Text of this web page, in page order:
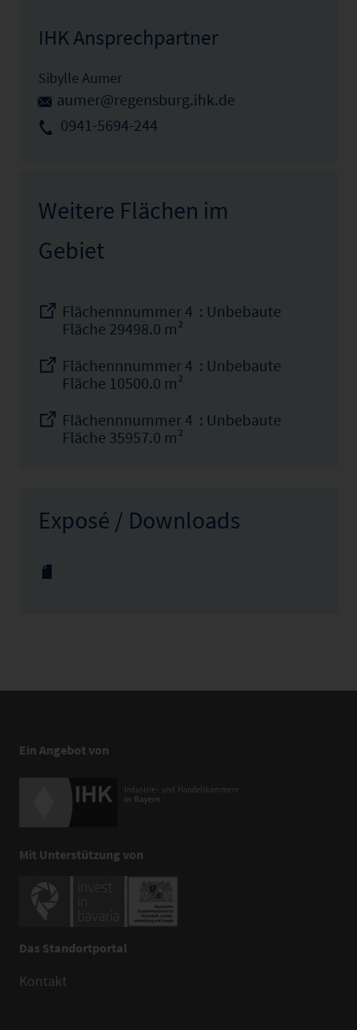
IHK Ansprechpartner
Sibylle Aumer
aumer@regensburg.ihk.de
0941-5694-244
Weitere Flächen im
Gebiet
Flächennnummer 4 : Unbebaute
Fläche 29498.0 m²
Flächennnummer 4 : Unbebaute
Fläche 10500.0 m²
Flächennnummer 4 : Unbebaute
Fläche 35957.0 m²
Exposé / Downloads
Ein Angebot von
Mit Unterstützung von
Das Standortportal
Kontakt